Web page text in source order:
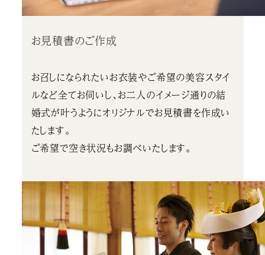
お見積書のご作成
お召しになられたいお衣装やご希望の美容スタイ
ルなど全てお伺いし、お二人のイメージ通りの結
婚式が叶うようにオリジナルでお見積書を作成い
たします。
ご希望で空き状況もお調べいたします。